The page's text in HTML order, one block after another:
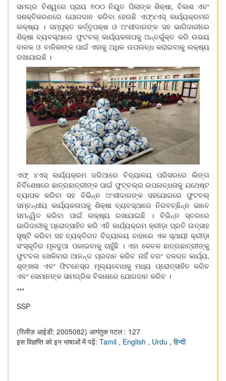
ସମଗ୍ର ବିଶ୍ୱରେ ପ୍ରାୟ ୭୦୦ ନିୟୁତ ପିଲାଙ୍କ ଶିକ୍ଷା, ବିକାଶ ଏବଂ
ସଶକ୍ତିକରଣରେ ଯୋଗଦାନ କରିବା ହେଉଛି ଏଫ୍‌୪ଏସ୍ କାର୍ଯ୍ୟକ୍ରମର
ଲକ୍ଷ୍ୟ । ସମ୍ପୃକ୍ତ କର୍ତ୍ତୃପକ୍ଷ ଓ ଅଂଶୀଦାରଙ୍କ ସହ ଭାଗିଦାରୀରେ
ଶିକ୍ଷା ବ୍ୟବସ୍ଥାରେ ଫୁଟବଲ୍ କାର୍ଯ୍ୟକଳାପକୁ ଅନ୍ତର୍ଭୁକ୍ତ କରି ଉଭୟ
ବାଳକ ଓ ବାଳିକାଙ୍କ ପାଇଁ ଏହାକୁ ଅଧିକ ଉପଲବ୍ଧ କରାଇବାକୁ ଲକ୍ଷ୍ୟ
ରଖାଯାଇଛି ।
ଏଫ୍ ୪ଏସ୍ କାର୍ଯ୍ୟକ୍ରମ ଜରିଆରେ ବିଦ୍ୟାଳୟ ପରିସରରେ ଲିଙ୍ଗ
ନିର୍ବିଶେଷରେ ଛାତ୍ରଛାତ୍ରୀଙ୍କ ପାଇଁ ଫୁଟ୍‌ବଲ୍‌ର ଉପଲବ୍ଧତାକୁ ଯଥେଷ୍ଟ
ବ୍ୟାପକ କରିବା ସହ ବିଭିନ୍ନ ଅଂଶୀଦାରଙ୍କ ସହଯୋଗରେ ଫୁଟବଲ୍
ସମ୍ବନ୍ଧୀୟ କାର୍ଯ୍ୟକଳାପକୁ ଶିକ୍ଷା ବ୍ୟବସ୍ଥାରେ ନିରବଚ୍ଛିନ୍ନ ଭାବେ
ସମନ୍ୱିତ କରିବା ପାଇଁ ଲକ୍ଷ୍ୟ ରଖାଯାଇଛି । ବିଭିନ୍ନ ସ୍ତରରେ
ଭାଗିଦାରୀକୁ ପ୍ରୋତ୍ସାହିତ କରି ଏହି କାର୍ଯ୍ୟକ୍ରମ କ୍ରୀଡ଼ା ପ୍ରତି ଉତ୍ସାହ
ସୃଷ୍ଟି କରିବା ସହ ବ୍ୟକ୍ତିଗତ ବିଦ୍ୟାଳୟ ବାହାରେ ଏକ ସ୍ଥାୟୀ କ୍ରୀଡ଼ା
ସଂସ୍କୃତିର ମୂଳଦୁଆ ପକାଇବାକୁ ଚାହୁଁଛି । ଏହା କେବଳ ଛାତ୍ରଛାତ୍ରୀଙ୍କୁ
ଫୁଟବଲ ଖେଳିବାର ଆନନ୍ଦ ପ୍ରଦାନ କରିବ ନାହିଁ ବରଂ ଦଳଗତ କାର୍ଯ୍ୟ,
ଶୃଙ୍ଖଳା ଏବଂ ଫିଟନେସ୍‌ର ମୂଲ୍ୟବୋଧକୁ ମଧ୍ୟ ପ୍ରୋତ୍ସାହିତ କରିବ
ଏବଂ ସେମାନଙ୍କ ସାମଗ୍ରିକ ବିକାଶରେ ଯୋଗଦାନ କରିବ ।
***
SSP
(रिलीज़ आईडी: 2005082) आगंतुक पटल : 127
इस विज्ञप्ति को इन भाषाओं में पढ़ें: Tamil , English , Urdu , हिन्दी